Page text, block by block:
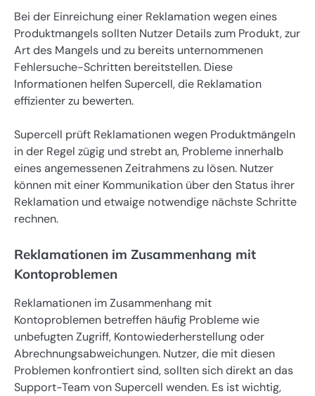
Bei der Einreichung einer Reklamation wegen eines
Produktmangels sollten Nutzer Details zum Produkt, zur
Art des Mangels und zu bereits unternommenen
Fehlersuche-Schritten bereitstellen. Diese
Informationen helfen Supercell, die Reklamation
effizienter zu bewerten.
Supercell prüft Reklamationen wegen Produktmängeln
in der Regel zügig und strebt an, Probleme innerhalb
eines angemessenen Zeitrahmens zu lösen. Nutzer
können mit einer Kommunikation über den Status ihrer
Reklamation und etwaige notwendige nächste Schritte
rechnen.
Reklamationen im Zusammenhang mit
Kontoproblemen
Reklamationen im Zusammenhang mit
Kontoproblemen betreffen häufig Probleme wie
unbefugten Zugriff, Kontowiederherstellung oder
Abrechnungsabweichungen. Nutzer, die mit diesen
Problemen konfrontiert sind, sollten sich direkt an das
Support-Team von Supercell wenden. Es ist wichtig,